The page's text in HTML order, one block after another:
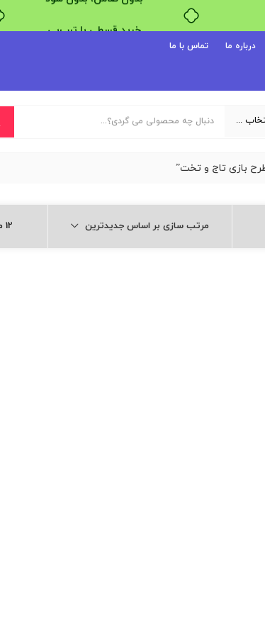
درباره ما تماس با ما
یک دسته‌بندی انتخاب کنید
بازی تاج و تخت”
مرتب سازی بر اساس جدیدترین 12 محصولات در هر صفحه